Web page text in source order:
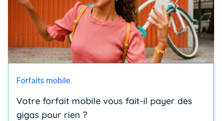
Forfaits mobile
Votre forfait mobile vous fait-il payer des
gigas pour rien ?